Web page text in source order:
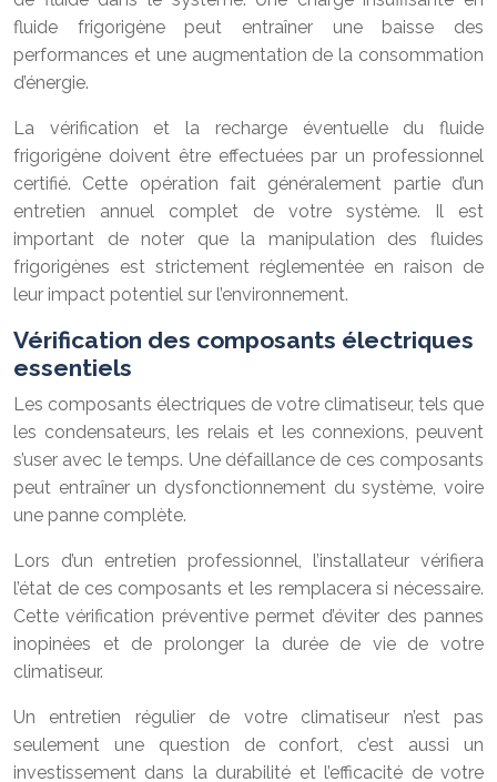
fluide frigorigène peut entraîner une baisse des
performances et une augmentation de la consommation
d’énergie.
La vérification et la recharge éventuelle du fluide
frigorigène doivent être effectuées par un professionnel
certifié. Cette opération fait généralement partie d’un
entretien annuel complet de votre système. Il est
important de noter que la manipulation des fluides
frigorigènes est strictement réglementée en raison de
leur impact potentiel sur l’environnement.
Vérification des composants électriques
essentiels
Les composants électriques de votre climatiseur, tels que
les condensateurs, les relais et les connexions, peuvent
s’user avec le temps. Une défaillance de ces composants
peut entraîner un dysfonctionnement du système, voire
une panne complète.
Lors d’un entretien professionnel, l’installateur vérifiera
l’état de ces composants et les remplacera si nécessaire.
Cette vérification préventive permet d’éviter des pannes
inopinées et de prolonger la durée de vie de votre
climatiseur.
Un entretien régulier de votre climatiseur n’est pas
seulement une question de confort, c’est aussi un
investissement dans la durabilité et l’efficacité de votre